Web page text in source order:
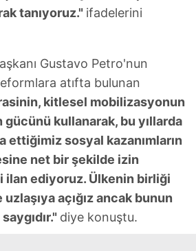
tanıyoruz." ifadelerini
Gustavo Petro'nun
atıfta bulunan
kitlesel mobilizasyonun
kullanarak, bu yıllarda
ettiğimiz sosyal kazanımların
net bir şekilde izin
ediyoruz. Ülkenin birliği
açığız ancak bunun
diye konuştu.